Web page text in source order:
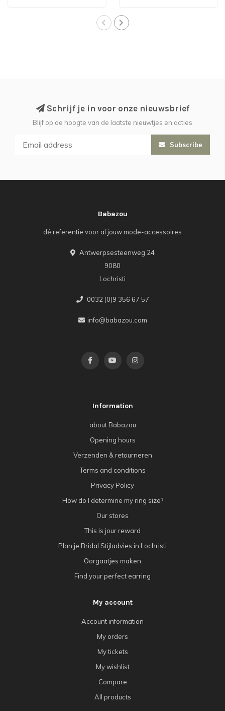
Schrijf je in voor onze nieuwsbrief
Blijf op de hoogte van de laatste nieuwtjes en acties
Subscribe
Babazou
dé referentie voor al jouw mode-accessoires
Antwerpsesteenweg 24
9080
Lochristi
0032 (0)9 356 67 57
info@babazou.com
Information
about Babazou
Opening hours
Verzenden & retourneren
Terms and conditions
Privacy Policy
How do I determine my ring size?
Our stores
This is jour reward
Plan je Bridal Stijladvies in Lochristi
Oorgaatjes maken
Find your perfect earring
My account
Account information
My orders
My tickets
My wishlist
Compare
All products